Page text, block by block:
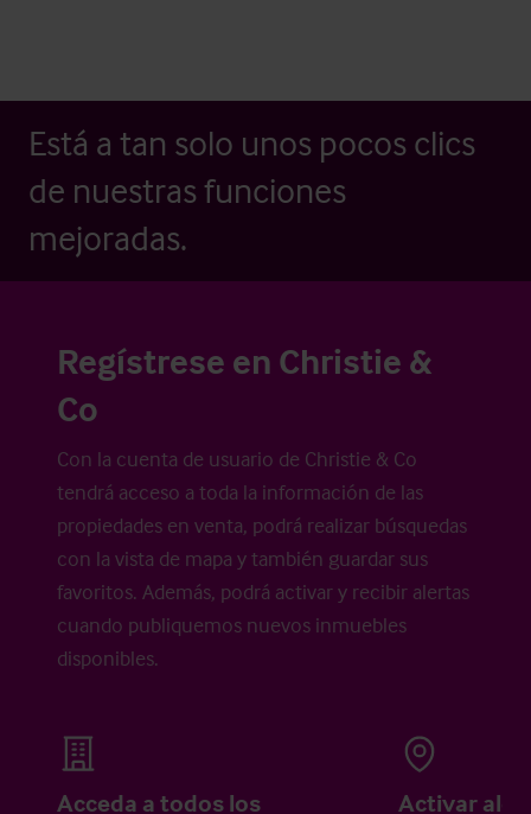
Está a tan solo unos pocos clics
de nuestras funciones
mejoradas.
Regístrese en Christie &
Co
Con la cuenta de usuario de Christie & Co
tendrá acceso a toda la información de las
propiedades en venta, podrá realizar búsquedas
con la vista de mapa y también guardar sus
favoritos. Además, podrá activar y recibir alertas
cuando publiquemos nuevos inmuebles
disponibles.
Acceda a todos los Activar